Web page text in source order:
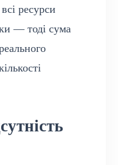
ресурси
— тоді сума